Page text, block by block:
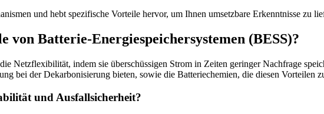
und hebt spezifische Vorteile hervor, um Ihnen umsetzbare Erkenntnisse zu
von Batterie-Energiespeichersystemen (BESS)?
Netzflexibilität, indem sie überschüssigen Strom in Zeiten geringer Nachfrage
bei der Dekarbonisierung bieten, sowie die Batteriechemien, die diesen Vorteilen
und Ausfallsicherheit?